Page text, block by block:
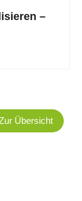
–
Übersicht